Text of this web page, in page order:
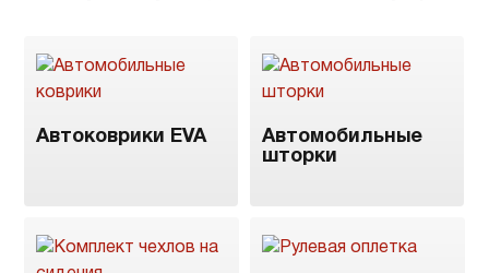
Автоковрики EVA
Автомобильные
шторки